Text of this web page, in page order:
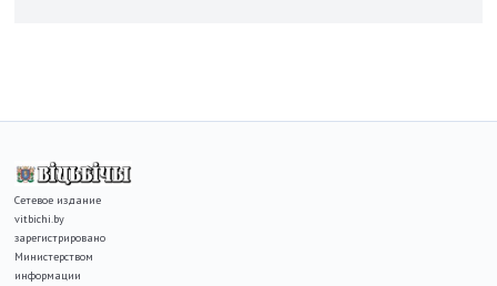
Сетевое издание
vitbichi.by
зарегистрировано
Министерством
информации